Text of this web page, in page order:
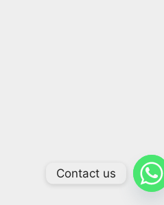
Arabic
Contact us